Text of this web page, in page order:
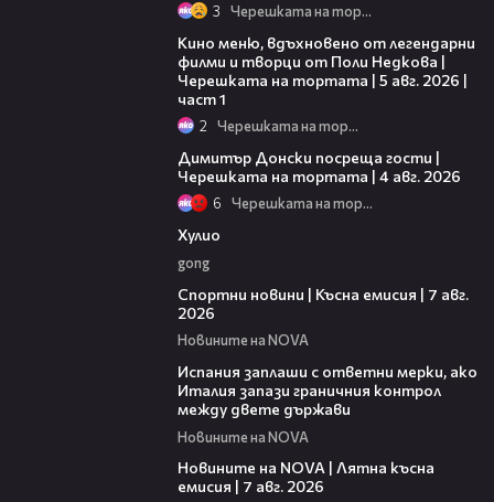
3 Черешката на тортата
Кино меню, вдъхновено от легендарни
филми и творци от Поли Недкова |
Черешката на тортата | 5 авг. 2026 |
част 1
2 Черешката на тортата
Димитър Донски посреща гости |
Черешката на тортата | 4 авг. 2026
6 Черешката на тортата
Хулио
gong
Спортни новини | Късна емисия | 7 авг.
2026
Новините на NOVA
Испания заплаши с ответни мерки, ако
Италия запази граничния контрол
между двете държави
Новините на NOVA
Новините на NOVA | Лятна късна
емисия | 7 авг. 2026